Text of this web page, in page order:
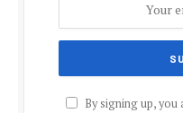
By signing up,